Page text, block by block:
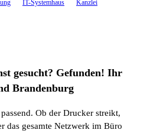
IT-Systemhaus Kanzlei
gesucht? Gefunden! Ihr
Brandenburg
Ob der Drucker streikt,
das gesamte Netzwerk im Büro